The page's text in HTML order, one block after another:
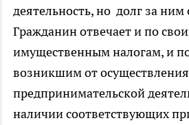
деятельность, но долг за ним
Гражданин отвечает и по
имущественным налогам, и
возникшим от осуществления
предпринимательской
наличии соответствующих